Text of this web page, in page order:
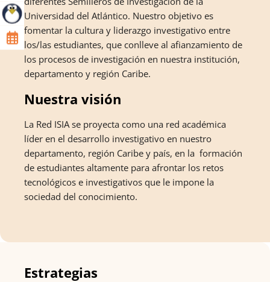
Universidad del Atlántico. Nuestro objetivo es
fomentar la cultura y liderazgo investigativo entre
los/las estudiantes, que conlleve al afianzamiento de
los procesos de investigación en nuestra institución,
departamento y región Caribe.
Nuestra visión
La Red ISIA se proyecta como una red académica
líder en el desarrollo investigativo en nuestro
departamento, región Caribe y país, en la formación
de estudiantes altamente para afrontar los retos
tecnológicos e investigativos que le impone la
sociedad del conocimiento.
Estrategias